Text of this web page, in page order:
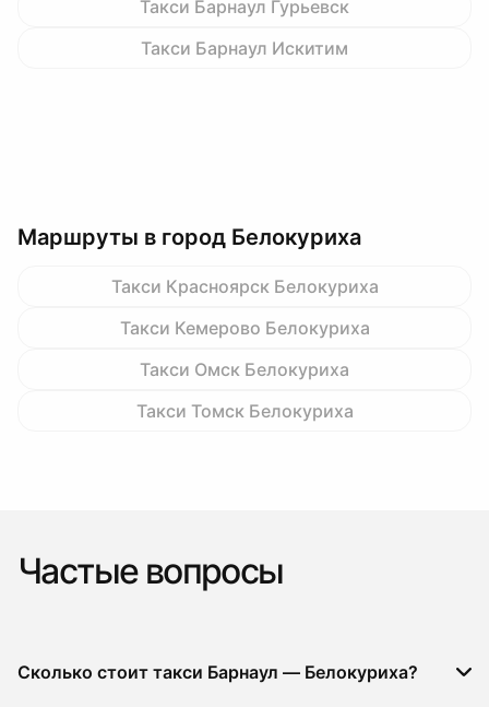
Такси Барнаул Гурьевск
Такси Барнаул Искитим
Маршруты в город Белокуриха
Такси Красноярск Белокуриха
Такси Кемерово Белокуриха
Такси Омск Белокуриха
Такси Томск Белокуриха
Частые вопросы
Сколько стоит такси Барнаул — Белокуриха?